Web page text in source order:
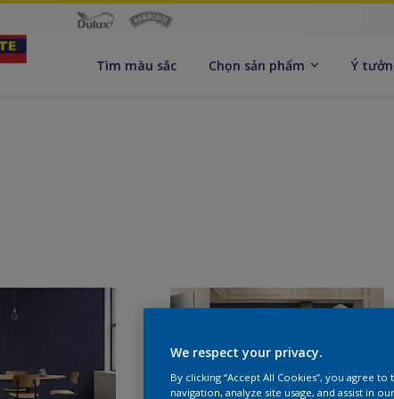
Tìm màu sắc Chọn sản phẩm Ý
We respect your privacy.
By clicking “Accept All Cookies”, you agree
navigation, analyze site usage, and assist in